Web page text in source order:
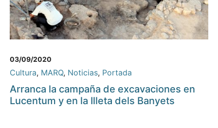
03/09/2020
Cultura, MARQ, Noticias, Portada
Arranca la campaña de excavaciones en
Lucentum y en la Illeta dels Banyets